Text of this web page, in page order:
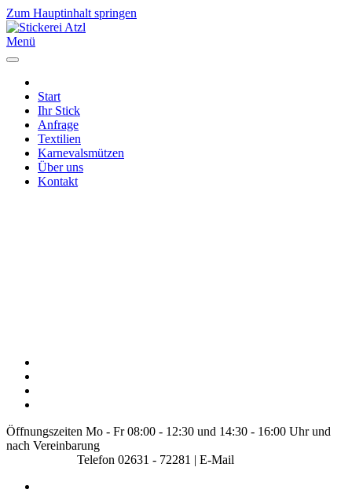
Zum Hauptinhalt springen
Menü
Start
Ihr Stick
Anfrage
Textilien
Karnevalsmützen
Über uns
Kontakt
Öffnungszeiten Mo - Fr 08:00 - 12:30 und 14:30 - 16:00 Uhr und
nach Vereinbarung
Telefon 02631 - 72281 | E-Mail